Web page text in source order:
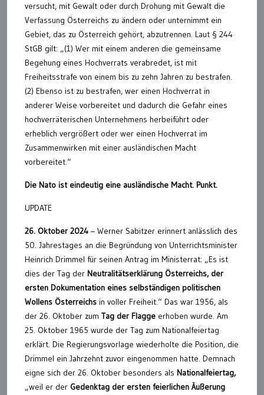
versucht, mit Gewalt oder durch Drohung mit Gewalt die
Verfassung Österreichs zu ändern oder unternimmt ein
Gebiet, das zu Österreich gehört, abzutrennen. Laut § 244
StGB gilt: „(1) Wer mit einem anderen die gemeinsame
Begehung eines Hochverrats verabredet, ist mit
Freiheitsstrafe von einem bis zu zehn Jahren zu bestrafen.
(2) Ebenso ist zu bestrafen, wer einen Hochverrat in
anderer Weise vorbereitet und dadurch die Gefahr eines
hochverräterischen Unternehmens herbeiführt oder
erheblich vergrößert oder wer einen Hochverrat im
Zusammenwirken mit einer ausländischen Macht
vorbereitet.“
Die Nato ist eindeutig eine ausländische Macht. Punkt.
UPDATE
26. Oktober 2024 – Werner Sabitzer erinnert anlässlich des
50. Jahrestages an die Begründung von Unterrichtsminister
Heinrich Drimmel für seinen Antrag im Ministerrat: „Es ist
dies der Tag der Neutralitätserklärung Österreichs, der
ersten Dokumentation eines selbständigen politischen
Wollens Österreichs in voller Freiheit.“ Das war 1956, als
der 26. Oktober zum Tag der Flagge erhoben wurde. Am
25. Oktober 1965 wurde der Tag zum Nationalfeiertag
erklärt. Die Regierungsvorlage wiederholte die Position, die
Drimmel ein Jahrzehnt zuvor eingenommen hatte. Demnach
eigne sich der 26. Oktober besonders als Nationalfeiertag,
„weil er der Gedenktag der ersten feierlichen Äußerung